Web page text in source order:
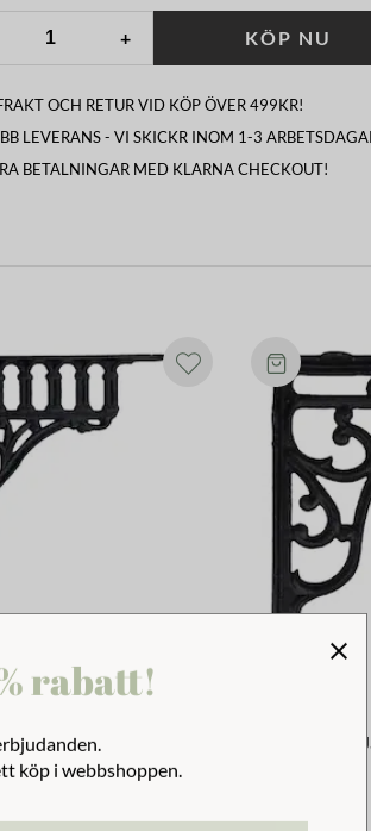
+ KÖP NU
OCH RETUR VID KÖP ÖVER 499KR!
LEVERANS - VI SKICKR INOM 1-3
BETALNINGAR MED KLARNA CHECKOUT!
Svart Stor Konsol Sirlig
rabatt!
köp i webbshoppen.